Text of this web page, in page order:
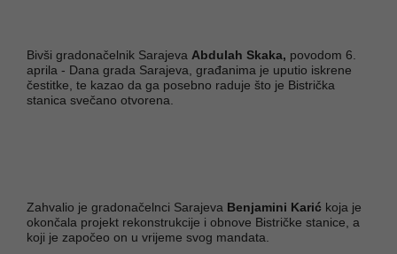
Bivši gradonačelnik Sarajeva Abdulah Skaka, povodom 6.
aprila - Dana grada Sarajeva, građanima je uputio iskrene
čestitke, te kazao da ga posebno raduje što je Bistrička
stanica svečano otvorena.
Zahvalio je gradonačelnci Sarajeva Benjamini Karić koja je
okončala projekt rekonstrukcije i obnove Bistričke stanice, a
koji je započeo on u vrijeme svog mandata.